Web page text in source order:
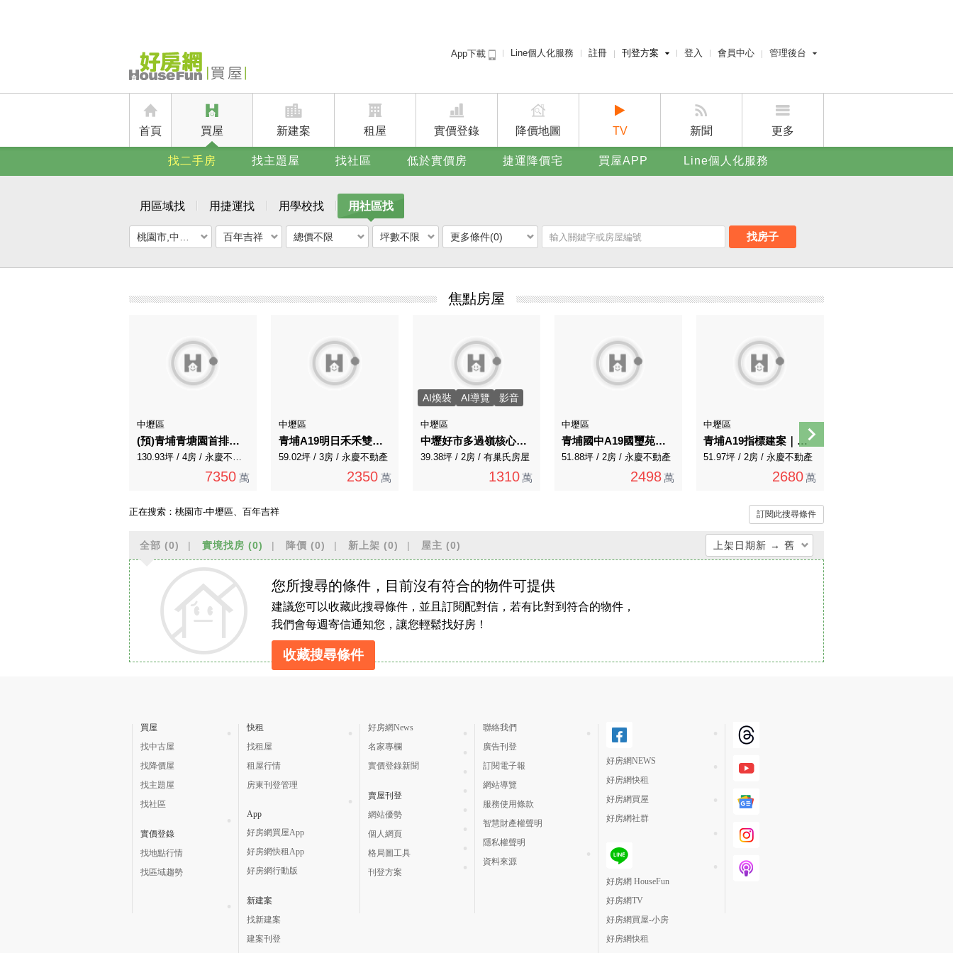
App下載 Line個人化服務 註冊 刊登方案
賣屋刊登
廣告刊登
登入 會員中心 管理後台
屋主管理後台
首頁 買屋 新建案 租屋 實價登錄 降價地圖 TV 新聞 更多
賣屋刊登
找二手房 找主題屋 找社區 低於實價房 捷運降價宅 買屋APP Line個人化服務
用區域找 用捷運找 用學校找 用社區找
百年吉祥 總價不限 坪數不限 更多條件(0) 找房子
焦點房屋
中壢區
(預)青埔青塘園首排。百坪無遮擋4房3車官邸
130.93坪 / 4房 / 永慶不動產
7350 萬
中壢區
青埔A19明日禾禾雙衛開窗高樓三房充電雙車位
59.02坪 / 3房 / 永慶不動產
2350 萬
AI煥裝 AI導覽 影音
中壢區
中壢好市多過嶺核心｜臻美景觀2房車
39.38坪 / 2房 / 有巢氏房屋
1310 萬
中壢區
青埔國中A19國璽苑高樓層大二房車(可隔三房)
51.88坪 / 2房 / 永慶不動產
2498 萬
中壢區
青埔A19指標建案｜冠德青璞匯｜大２＋１房車
51.97坪 / 2房 / 永慶不動產
2680 萬
正在搜索： 桃園市-中壢區、百年吉祥 訂閱此搜尋條件
全部 (0) 實境找房 (0) 降價 (0) 新上架 (0) 屋主 (0) 上架日期新 → 舊
上架日期新 → 舊
刷新時間新 → 舊
月熱門度高 → 低
您所搜尋的條件，目前沒有符合的物件可提供
建議您可以收藏此搜尋條件，並且訂閱配對信，若有比對到符合的物件，
我們會每週寄信通知您，讓您輕鬆找好房！
收藏搜尋條件
買屋
找中古屋
找降價屋
找主題屋
找社區
實價登錄
找地點行情
找區域趨勢
快租
找租屋
租屋行情
房東刊登管理
App
好房網買屋App
好房網快租App
好房網行動版
新建案
找新建案
建案刊登
好房網News
名家專欄
實價登錄新聞
賣屋刊登
網站優勢
個人網頁
格局圖工具
刊登方案
聯絡我們
廣告刊登
訂閱電子報
網站導覽
服務使用條款
智慧財產權聲明
隱私權聲明
資料來源
好房網NEWS
好房網快租
好房網買屋
好房網社群
好房網 HouseFun
好房網TV
好房網買屋-小房
好房網快租